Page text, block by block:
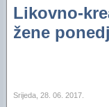
Likovno-
žene
Srijeda, 28. 06. 2017.